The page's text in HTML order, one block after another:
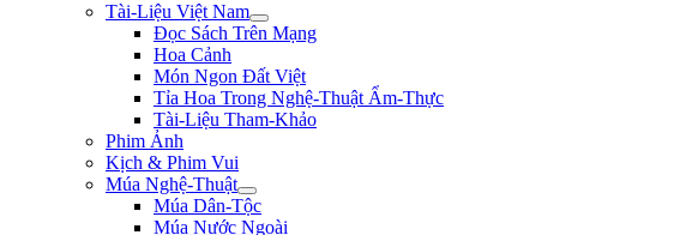
Tài-Liệu Việt Nam
Đọc Sách Trên Mạng
Hoa Cảnh
Món Ngon Đất Việt
Tỉa Hoa Trong Nghệ-Thuật Ẩm-Thực
Tài-Liệu Tham-Khảo
Phim Ảnh
Kịch & Phim Vui
Múa Nghệ-Thuật
Múa Dân-Tộc
Múa Nước Ngoài